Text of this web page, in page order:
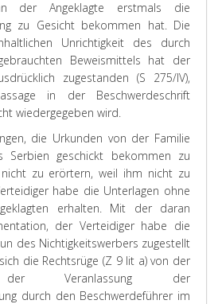
der Angeklagte erstmals die
zu Gesicht bekommen hat. Die
Unrichtigkeit des durch
Beweismittels hat der
zugestanden (S 275/IV),
in der Beschwerdeschrift
wiedergegeben wird.
die Urkunden von der Familie
Serbien geschickt bekommen zu
nicht zu erörtern, weil ihm nicht zu
habe die Unterlagen ohne
erhalten. Mit der daran
der Verteidiger habe die
des Nichtigkeitswerbers zugestellt
die Rechtsrüge (Z 9 lit a) von der
der Veranlassung der
durch den Beschwerdeführer im